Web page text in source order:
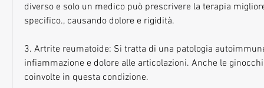
diverso e solo un medico può prescrivere la terapia
specifico., causando dolore e rigidità.
3. Artrite reumatoide: Si tratta di una patologia
infiammazione e dolore alle articolazioni. Anche le
coinvolte in questa condizione.